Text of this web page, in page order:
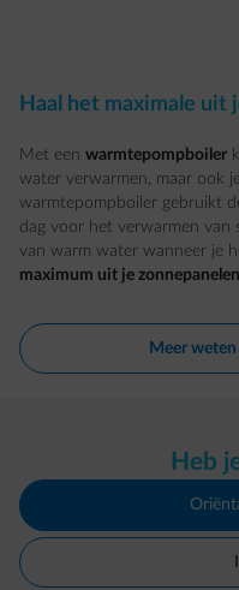
Haal het maximale uit
Met een warmtepompboiler
water verwarmen, maar ook
warmtepompboiler gebruikt
dag voor het verwarmen van
van warm water wanneer je
maximum uit je zonnepanelen
Meer
Heb